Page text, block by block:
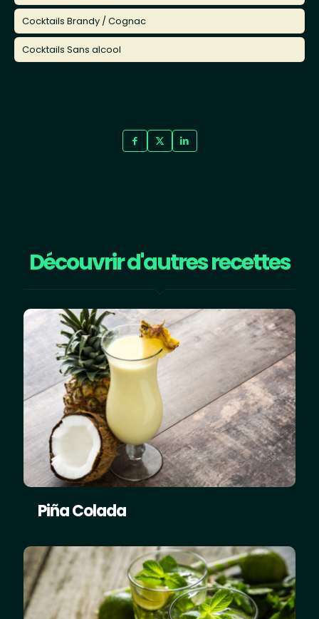
Cocktails Brandy / Cognac
Cocktails Sans alcool
Découvrir d'autres recettes
Piña Colada